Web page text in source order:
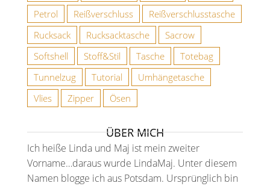
Petrol
Reißverschluss
Reißverschlusstasche
Rucksack
Rucksacktasche
Sacrow
Softshell
Stoff&Stil Tasche
Totebag
Tunnelzug
Tutorial
Umhängetasche
Vlies
Zipper Ösen
ÜBER MICH
Ich heiße Linda und Maj ist mein zweiter
Vorname…daraus wurde LindaMaj. Unter diesem
Namen blogge ich aus Potsdam. Ursprünglich bin